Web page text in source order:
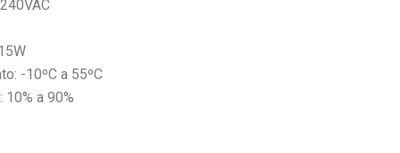
-10ºC a 55ºC
a 90%